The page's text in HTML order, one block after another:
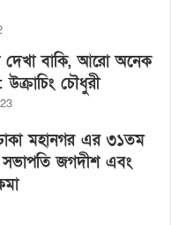
দেখা বাকি, আরো অনেক
চৌধুরী
ঢাকা মহানগর এর ৩১তম
সভাপতি জগদীশ এবং